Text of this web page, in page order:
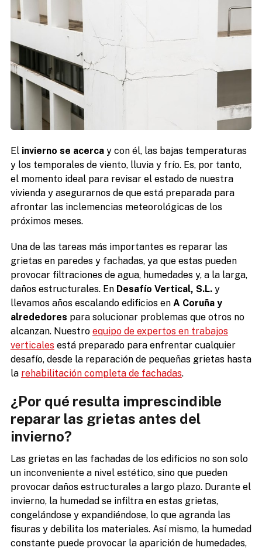
Elinvierno se acercay con él, las bajas temperaturas
y los temporales de viento, lluvia y frío. Es, por tanto,
el momento ideal para revisar el estado de nuestra
vivienda y asegurarnos de que está preparada para
afrontar las inclemencias meteorológicas de los
próximos meses.
Una de las tareas más importantes es reparar las
grietas en paredes y fachadas, ya que estas pueden
provocar filtraciones de agua, humedades y, a la larga,
daños estructurales. En Desafío Vertical, S.L.y
llevamos años escalando edificios enA Coruña y
alrededores para solucionar problemas que otros no
alcanzan. Nuestro equipo de expertos en trabajos
verticalesestá preparado para enfrentar cualquier
desafío, desde la reparación de pequeñas grietas hasta
la rehabilitación completa de fachadas.
¿Por qué resulta imprescindible
reparar las grietas antes del
invierno?
Las grietas en las fachadas de los edificios no son solo
un inconveniente a nivel estético, sino que pueden
provocar daños estructurales a largo plazo. Durante el
invierno, la humedad se infiltra en estas grietas,
congelándose y expandiéndose, lo que agranda las
fisuras y debilita los materiales. Así mismo, la humedad
constante puede provocar la aparición de humedades,